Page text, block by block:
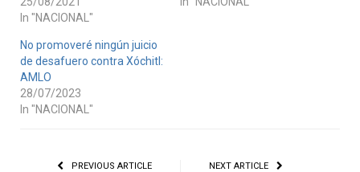
In "NACIONAL"
No promoveré ningún juicio
de desafuero contra Xóchitl:
AMLO
28/07/2023
In "NACIONAL"
PREVIOUS ARTICLE NEXT ARTICLE